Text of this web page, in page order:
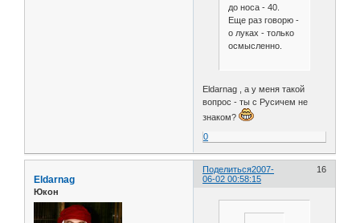
до носа - 40.
Еще раз говорю -
о луках - только
осмысленно.
Eldarnag , а у меня такой
вопрос - ты с Русичем не
знаком?
0
Поделиться 16
2007-
06-02 00:58:15
Eldarnag
Юкон